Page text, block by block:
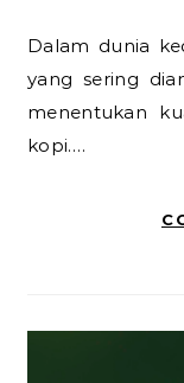
Dalam dunia kedai kopi, ada satu proses penting
yang sering
menentukan
kopi.…